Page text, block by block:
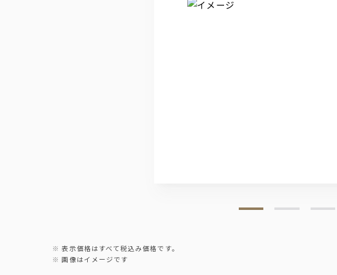
【赤】リリウム・ロッソ・ディ・トスカーナ・ゴ
ウーロン茶
表示価格はすべて税込み価格です。
画像はイメージです